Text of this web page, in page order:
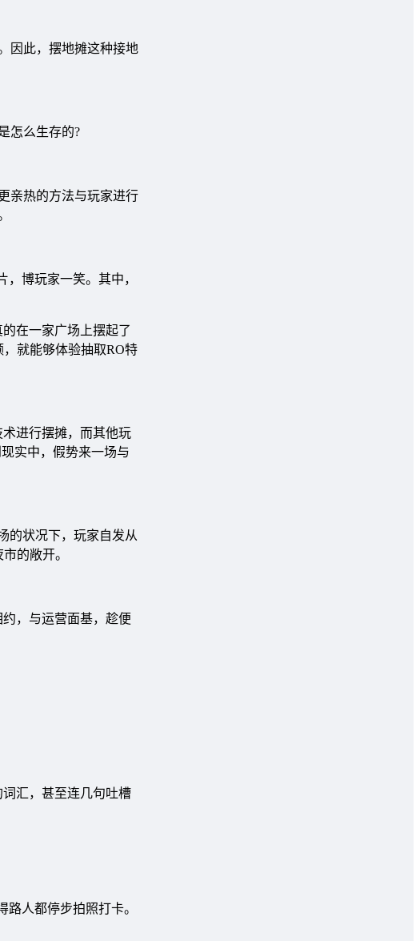
因此，摆地摊这种接地
怎么生存的?
亲热的方法与玩家进行
博玩家一笑。其中，
在一家广场上摆起了
就能够体验抽取RO特
进行摆摊，而其他玩
实中，假势来一场与
的状况下，玩家自发从
的敞开。
，与运营面基，趁便
汇，甚至连几句吐槽
人都停步拍照打卡。